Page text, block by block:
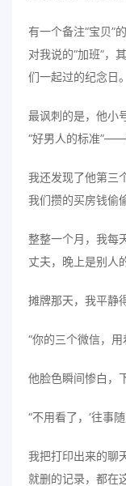
有一个备注“宝贝”
对我说的“加班”，
们一起过的纪念日。
最讽刺的是，他小
“好男人的标准”——
我还发现了他第三
我们攒的买房钱偷
整整一个月，我每
丈夫，晚上是别人
摊牌那天，我平静
“你的三个微信，用
他脸色瞬间惨白，
“不用看了，‘往事
我把打印出来的聊
就删的记录，都在